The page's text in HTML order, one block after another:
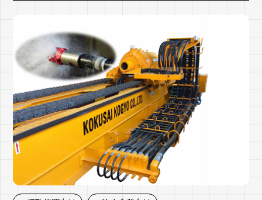
また、公共団体施行として、東日本大震災で被災した沿
岸部の復興土地区画整理事業も実施しており、これまで
の実績から得られた豊富なノウハウを活かし、多様なケ
ースの土地区画整理事業の業務支援を実施しています。